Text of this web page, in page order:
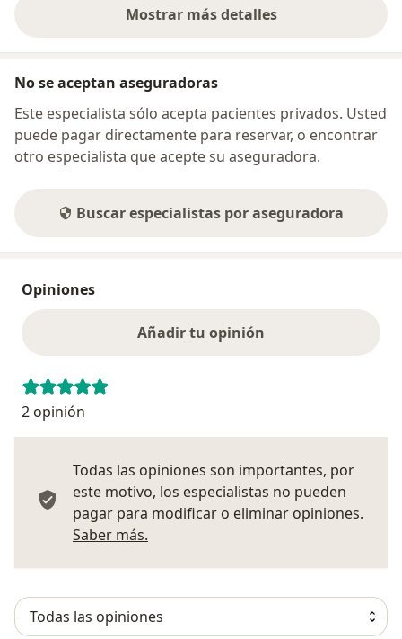
Mostrar más detalles
sobre la dirección
No se aceptan aseguradoras
Este especialista sólo acepta pacientes privados. Usted
puede pagar directamente para reservar, o encontrar
otro especialista que acepte su aseguradora.
Buscar especialistas por aseguradora
Opiniones
Añadir tu opinión
2 opinión
Todas las opiniones son importantes, por
este motivo, los especialistas no pueden
pagar para modificar o eliminar opiniones.
Saber más.